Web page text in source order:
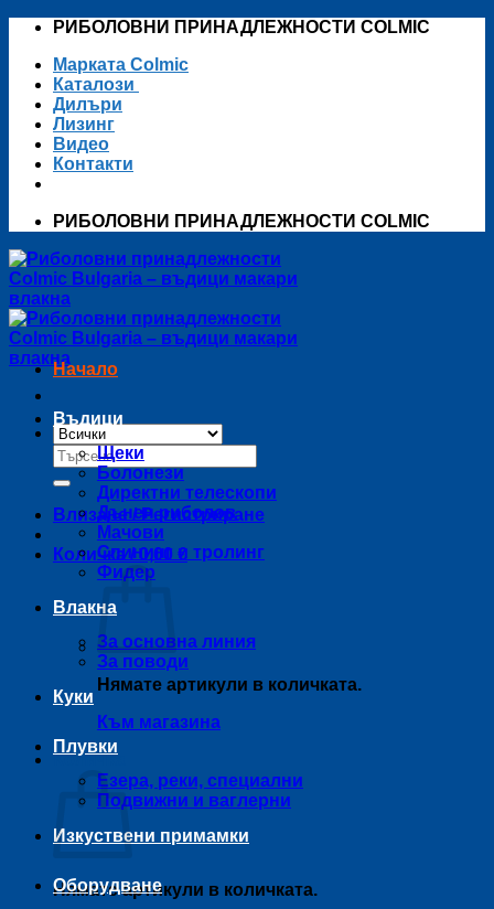
Skip
content
РИБОЛОВНИ ПРИНАДЛЕЖНОСТИ COLMIC
Марката Colmic
Каталози
Дилъри
Лизинг
Видео
Контакти
РИБОЛОВНИ ПРИНАДЛЕЖНОСТИ COLMIC
Търсене
за:
Влизане / Регистриране
Количка /0,00 €
Нямате артикули в количката.
Към магазина
Количка
Нямате артикули в количката.
Начало
Въдици
Щеки
Болонези
Директни телескопи
Дънен риболов
Мачови
Спининг и тролинг
Фидер
Влакна
За основна линия
За поводи
Куки
Плувки
Езера, реки, специални
Подвижни и ваглерни
Изкуствени примамки
Оборудване